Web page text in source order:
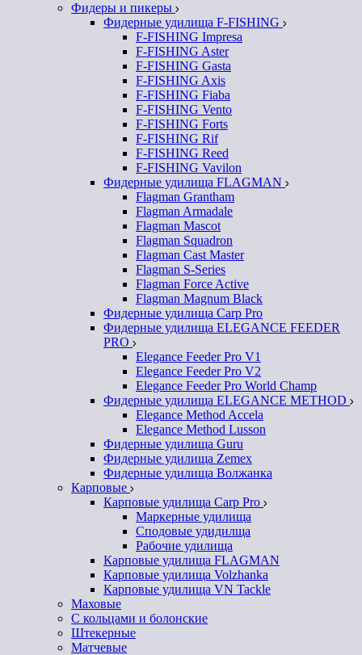
Фидеры и пикеры
Фидерные удилища F-FISHING
F-FISHING Impresa
F-FISHING Aster
F-FISHING Gasta
F-FISHING Axis
F-FISHING Fiaba
F-FISHING Vento
F-FISHING Forts
F-FISHING Rif
F-FISHING Reed
F-FISHING Vavilon
Фидерные удилища FLAGMAN
Flagman Grantham
Flagman Armadale
Flagman Mascot
Flagman Squadron
Flagman Cast Master
Flagman S-Series
Flagman Force Active
Flagman Magnum Black
Фидерные удилища Carp Pro
Фидерные удилища ELEGANCE FEEDER
PRO
Elegance Feeder Pro V1
Elegance Feeder Pro V2
Elegance Feeder Pro World Champ
Фидерные удилища ELEGANCE METHOD
Elegance Method Accela
Elegance Method Lusson
Фидерные удилища Guru
Фидерные удилища Zemex
Фидерные удилища Волжанка
Карповые
Карповые удилища Carp Pro
Маркерные удилища
Сподовые удидилща
Рабочие удилища
Карповые удилища FLAGMAN
Карповые удилища Volzhanka
Карповые удилища VN Tackle
Маховые
С кольцами и болонские
Штекерные
Матчевые